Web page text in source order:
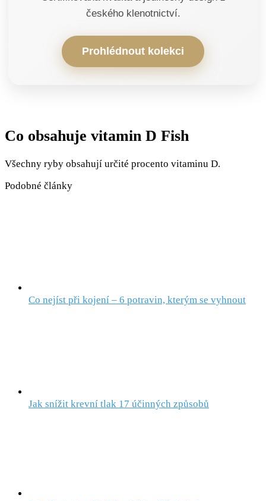
českého klenotnictví.
Prohlédnout kolekci
Co obsahuje vitamin D Fish
Všechny ryby obsahují určité procento vitaminu D.
Podobné články
Co nejíst při kojení – 6 potravin, kterým se vyhnout
Jak snížit krevní tlak 17 účinných způsobů